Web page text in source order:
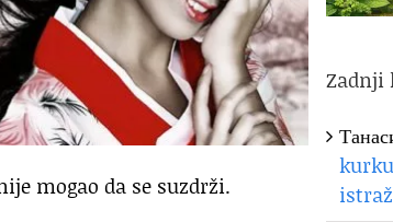
mogao da se suzdrži.
Zadnji